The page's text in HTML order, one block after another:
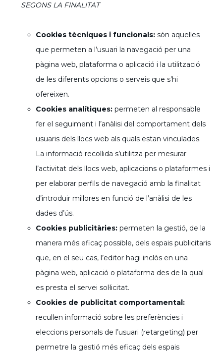
SEGONS LA FINALITAT
Cookies tècniques i funcionals: són aquelles
que permeten a l’usuari la navegació per una
pàgina web, plataforma o aplicació i la utilització
de les diferents opcions o serveis que s’hi
ofereixen.
Cookies analítiques: permeten al responsable
fer el seguiment i l’anàlisi del comportament dels
usuaris dels llocs web als quals estan vinculades.
La informació recollida s’utilitza per mesurar
l’activitat dels llocs web, aplicacions o plataformes i
per elaborar perfils de navegació amb la finalitat
d’introduir millores en funció de l’anàlisi de les
dades d’ús.
Cookies publicitàries: permeten la gestió, de la
manera més eficaç possible, dels espais publicitaris
que, en el seu cas, l’editor hagi inclòs en una
pàgina web, aplicació o plataforma des de la qual
es presta el servei sol·licitat.
Cookies de publicitat comportamental:
recullen informació sobre les preferències i
eleccions personals de l’usuari (retargeting) per
permetre la gestió més eficaç dels espais